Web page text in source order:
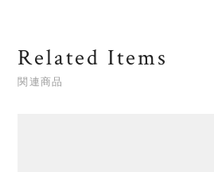
Related Items
関連商品